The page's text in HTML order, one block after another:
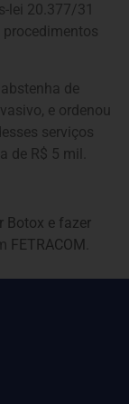
lei 20.377/31
procedimentos
de
e ordenou
serviços
R$ 5 mil.
Botox e fazer
FETRACOM